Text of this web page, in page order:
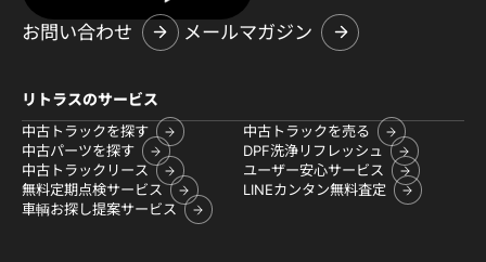
お問い合わせ
メールマガジン
リトラスのサービス
中古トラックを探す
中古トラックを売る
中古パーツを探す
DPF洗浄リフレッシュ
中古トラックリース
ユーザー安心サービス
無料定期点検サービス
LINEカンタン無料査定
車輌お探し提案サービス